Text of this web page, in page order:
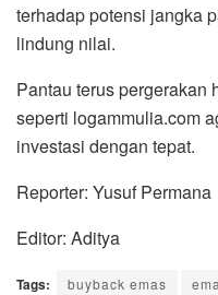
terhadap potensi jangka
lindung nilai.
Pantau terus pergerakan
seperti logammulia.com
investasi dengan tepat.
Reporter: Yusuf Permana
Editor: Aditya
Tags: buyback emas